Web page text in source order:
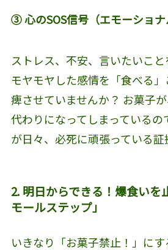
③ 心のSOS信号（エモーショナ
ストレス、不安、言いたいこ
モヤモヤした感情を「食べる
痺させていませんか？ お菓子
代わりになってしまっているの
が日々、必死に頑張っている証
2. 明日からできる！爆食いを
モールステップ」
いきなり「お菓子禁止！」にす